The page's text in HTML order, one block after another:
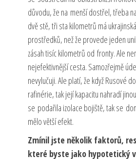
důvodu, že na menší dostřel, třeba
dvě stě, tři sta kilometrů má
prostředků, než že provede jeden
zásah tisíc kilometrů od fronty. Ale
nejefektivnější cesta. Samozřejmě
nevylučuji. Ale platí, že když Rusové
rafinérie, tak její kapacitu nahradí
se podařila izolace bojiště, tak se
mělo větší efekt.
Zmínil jste několik faktorů,
které byste jako hypotetický